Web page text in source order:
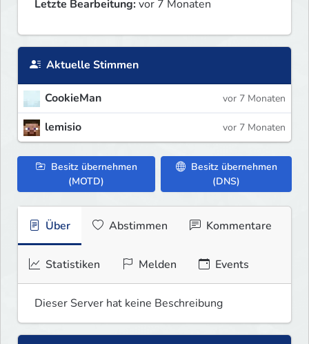
Letzte Bearbeitung:vor 7 Monaten
Aktuelle Stimmen
CookieMan vor 7 Monaten
lemisio vor 7 Monaten
Besitz übernehmen
(MOTD)
Besitz übernehmen
(DNS)
Über Abstimmen Kommentare
Statistiken Melden Events
Dieser Server hat keine Beschreibung